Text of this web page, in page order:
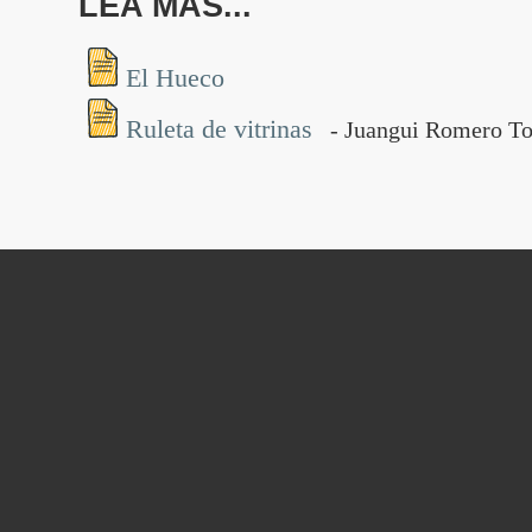
El Hueco
Ruleta de vitrinas
- Juangui Romero